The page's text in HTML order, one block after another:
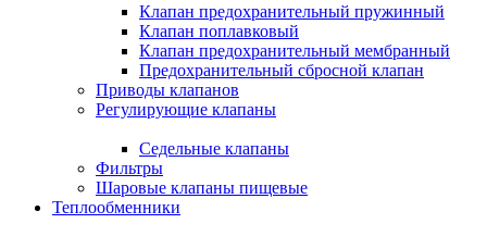
Клапан предохранительный пружинный
Клапан поплавковый
Клапан предохранительный мембранный
Предохранительный сбросной клапан
Приводы клапанов
Регулирующие клапаны
Седельные клапаны
Фильтры
Шаровые клапаны пищевые
Теплообменники